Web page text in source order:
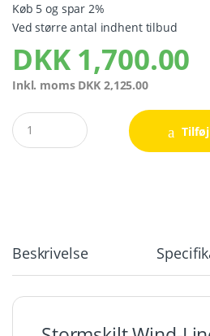
Køb 5 og spar 2%
Ved større antal indhent tilbud
DKK1,700.00
Inkl. moms DKK 2,125.00
Quantity
Beskrivelse